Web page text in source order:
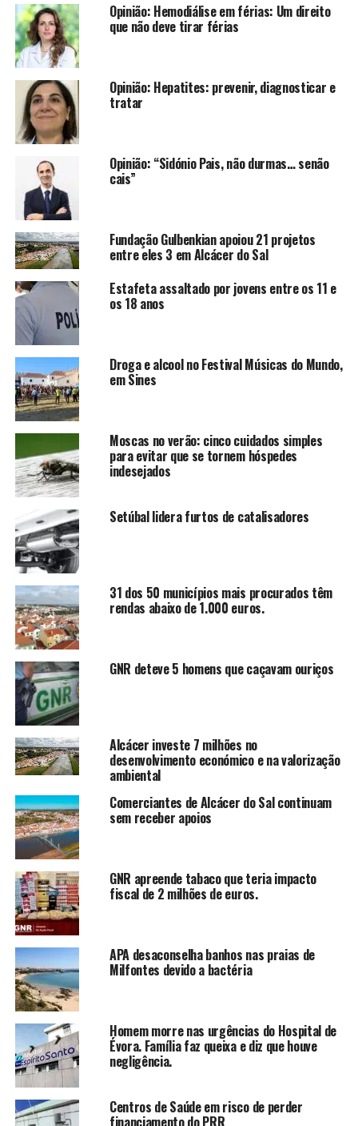
Opinião: Hemodiálise em férias: Um direito
que não deve tirar férias
Opinião: Hepatites: prevenir, diagnosticar e
tratar
Opinião: “Sidónio Pais, não durmas… senão
cais”
Fundação Gulbenkian apoiou 21 projetos
entre eles 3 em Alcácer do Sal
Estafeta assaltado por jovens entre os 11 e
os 18 anos
Droga e alcool no Festival Músicas do Mundo,
em Sines
Moscas no verão: cinco cuidados simples
para evitar que se tornem hóspedes
indesejados
Setúbal lidera furtos de catalisadores
31 dos 50 municípios mais procurados têm
rendas abaixo de 1.000 euros.
GNR deteve 5 homens que caçavam ouriços
Alcácer investe 7 milhões no
desenvolvimento económico e na valorização
ambiental
Comerciantes de Alcácer do Sal continuam
sem receber apoios
GNR apreende tabaco que teria impacto
fiscal de 2 milhões de euros.
APA desaconselha banhos nas praias de
Milfontes devido a bactéria
Homem morre nas urgências do Hospital de
Évora. Família faz queixa e diz que houve
negligência.
Centros de Saúde em risco de perder